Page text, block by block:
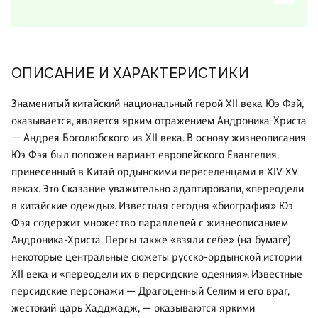
ОПИСАНИЕ И ХАРАКТЕРИСТИКИ
Знаменитый китайский национальный герой XII века Юэ Фэй,
оказывается, является ярким отражением Андроника-Христа
— Андрея Боголюбского из XII века. В основу жизнеописания
Юэ Фэя был положен вариант европейского Евангелия,
принесенный в Китай ордынскими переселенцами в XIV-XV
веках. Это Сказание уважительно адаптировали, «переодели
в китайские одежды». Известная сегодня «биография» Юэ
Фэя содержит множество параллелей с жизнеописанием
Андроника-Христа. Персы также «взяли себе» (на бумаге)
некоторые центральные сюжеты русско-ордынской истории
XII века и «переодели их в персидские одеяния». Известные
персидские персонажи — Драгоценный Селим и его враг,
жестокий царь Хадджадж, — оказываются яркими